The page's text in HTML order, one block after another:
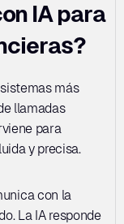
IA para
más
llamadas
para
y precisa.
con la
La IA responde